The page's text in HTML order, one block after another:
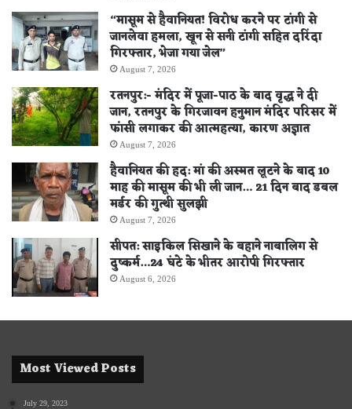
“मासूम से हैवानियत! विरोध करने पर टांगी से
जानलेवा हमला, खून से सनी टांगी सहित दरिंदा
गिरफ्तार, भेजा गया जेल”
August 7, 2026
रतनपुर:- मंदिर में पूजा-पाठ के बाद वृद्ध ने दी
जान, रतनपुर के गिरजावन हनुमान मंदिर परिसर में
फांसी लगाकर की आत्महत्या, कारण अज्ञात
August 7, 2026
हैवानियत की हद: मां की अस्मत लूटने के बाद 10
माह की मासूम की भी ली जान… 21 दिन बाद डबल
मर्डर की गुत्थी सुलझी
August 7, 2026
सीपत: साइकिल सिखाने के बहाने नाबालिग से
दुष्कर्म…24 घंटे के भीतर आरोपी गिरफ्तार
August 6, 2026
Most Viewed Posts
July 29, 2023